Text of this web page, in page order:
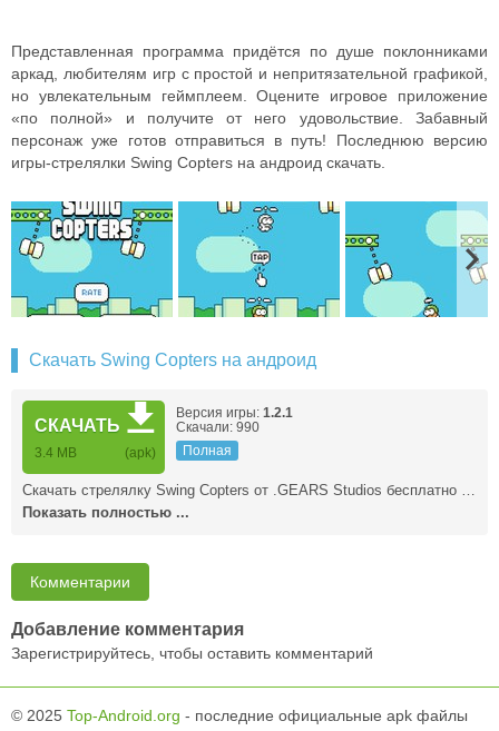
Представленная программа придётся по душе поклонниками
аркад, любителям игр с простой и непритязательной графикой,
но увлекательным геймплеем. Оцените игровое приложение
«по полной» и получите от него удовольствие. Забавный
персонаж уже готов отправиться в путь! Последнюю версию
игры-стрелялки Swing Copters на андроид скачать.
Скачать Swing Copters на андроид
СКАЧАТЬ
3.4 MB (apk)
Версия игры: 1.2.1
Скачали: 990
Полная
Скачать стрелялку Swing Copters от .GEARS Studios бесплатно …
Показать полностью ...
Комментарии
Добавление комментария
Зарегистрируйтесь, чтобы оставить комментарий
© 2025 Top-Android.org - последние официальные apk файлы